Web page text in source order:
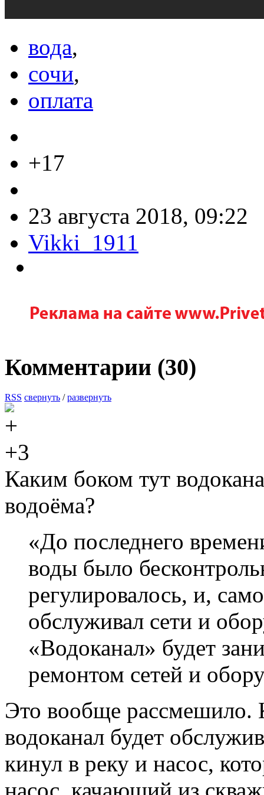
вода,
сочи,
оплата
+17
23 августа 2018, 09:22
Vikki_1911
Комментарии (30)
RSS свернуть /развернуть
+3
Каким боком тут
водоёма?
«До последнего
воды было
регулировалось, и,
обслуживал сети и
«Водоканал» будет
ремонтом сетей и
Это вообще рассмешило.
водоканал будет
кинул в реку и насос,